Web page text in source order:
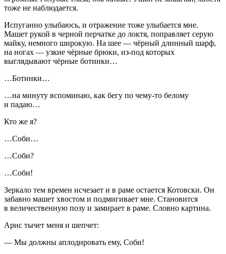
тоже не наблюдается.
Испуганно улыбаюсь, и отражение тоже улыбается мне.
Машет рукой в черной перчатке до локтя, поправляет серую
майку, немного широкую. На шее — чёрный длинный шарф,
на ногах — узкие чёрные брюки, из-под которых
выглядывают чёрные ботинки…
…Ботинки…
…на минуту вспоминаю, как бегу по чему-то белому
и падаю…
Кто же я?
…Соби…
…Соби?
…Соби!
Зеркало тем времен исчезает и в раме остается Котовски. Он
забавно машет хвостом и подмигивает мне. Становится
в величественную позу и замирает в раме. Словно картина.
Арис тычет меня и шепчет:
— Мы должны аплодировать ему, Соби!